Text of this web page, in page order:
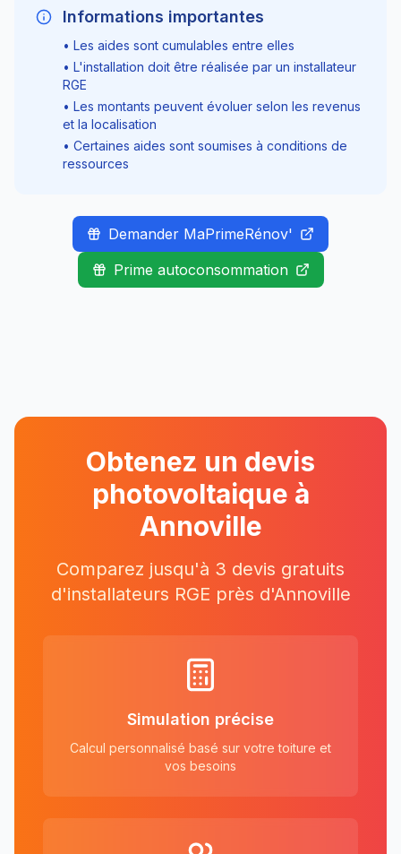
Informations importantes
• Les aides sont cumulables entre elles
• L'installation doit être réalisée par un installateur
RGE
• Les montants peuvent évoluer selon les revenus
et la localisation
• Certaines aides sont soumises à conditions de
ressources
Demander MaPrimeRénov'
Prime autoconsommation
Obtenez un devis
photovoltaique à
Annoville
Comparez jusqu'à 3 devis gratuits
d'installateurs RGE près d'Annoville
Simulation précise
Calcul personnalisé basé sur votre toiture et
vos besoins